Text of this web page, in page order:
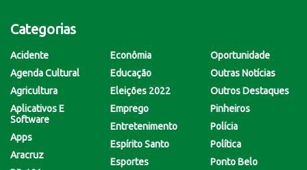
Categorias
Acidente
Agenda Cultural
Agricultura
Aplicativos E
Software
Apps
Aracruz
Econômia
Educação
Eleições 2022
Emprego
Entretenimento
Espírito Santo
Esportes
Oportunidade
Outras Notícias
Outros Destaques
Pinheiros
Polícia
Política
Ponto Belo